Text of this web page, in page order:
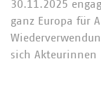
30.11.2025
ganz Europa für
sich Akteurinnen